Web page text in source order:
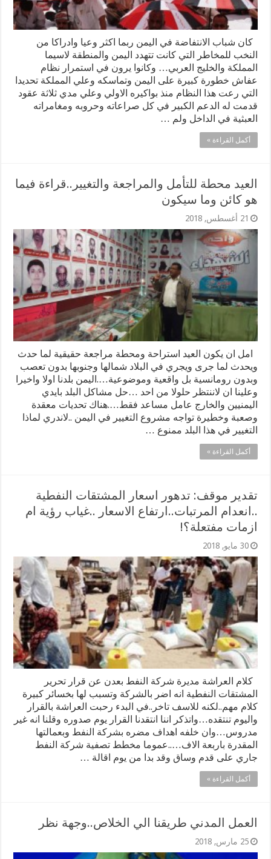
كان شباب الانتفاضة في اليمن ربما اكثر وعيا وادراكا من
النخب للمخاطر التي كانت تتهدد اليمن والمنطقة لاسيما
المملكة والخليج العربي… وكانوا يرون في استمرار نظام
عفاش خطورة كبيرة على اليمن وتماسكه وعلي المملكة تحديدا
التي رعت هذا النظام منذ بواكيره الاولي وعلي مدي ثلاثة عقود
قدمت له الدعم الكبير في كل صراعاته وحروبه ومغامراته
العبثية في الداخل ولم …
أكمل القراءة »
العيد محطة للتأمل والمراجعة والتغيير..قراءة فيما
هو كائن وما سيكون
21 أغسطس, 2018
امل ان يكون العيد استراحة ومحطة مراجعة حقيقية لما حدث
ويحدث لما جرى ويجري في البلاد شمالها وجنوبها بدون تعصب
وبدون رومانسية بل واقعية وموضوعية….اليمن بلدنا اولا واخيرا
وعلينا ان لاننتظر حلولا من احد …حل مشاكل البلد بايدي
اليمنيين والخارج عامل مساعد فقط….هناك تحديات معقدة
وصعبة وخطيرة تواجه مشروع التغيير في اليمن ..لاندري لماذا
التغيير في هذا البلد ممنوع …
أكمل القراءة »
تقدير موقف: تدهور اسعار المشتقات النفطية
..انعدام المرتبات..ارتفاع الاسعار ..غياب رؤية ام
ازمات مفتعلة؟!
30 مايو, 2018
كلام العراشة مديرة شركة النفط بعدن عن قرار تحرير
المشتقات النفطية انه اضر بالشركة وتسبب لها بخسائر كبيرة
كلام مهم..لكنه للاسف تاخر..في البدء رحبت العراشة بالقرار
واليوم تنتقده…واتذكر اننا انتقدنا القرار يوم صدوره وقلنا انه غير
مدروس…وان خلفه اهداف مضره بشركة النفط وبعمالتها
المقدرة باربعة الاف…..عموما مخطط تصفية شركة النفط
جاري على قدم وساق وقد بدا من يوم اقالة …
أكمل القراءة »
العمل المدني طريقنا الي الخلاص..وجهة نظر
25 مارس, 2018